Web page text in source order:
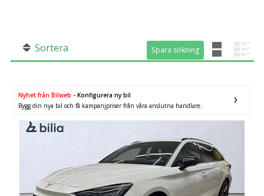
Län (alla)
Sortera Spara sökning
Spara sökning
Nyhet från Bilweb - Konfigurera ny bil
Bygg din nya bil och få kampanjpriser från våra anslutna handlare.